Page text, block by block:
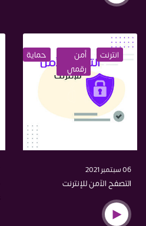
انترنت
أمن
رقمي
حماية
06 سبتمبر 2021
التصفح الآمن للإنترنت